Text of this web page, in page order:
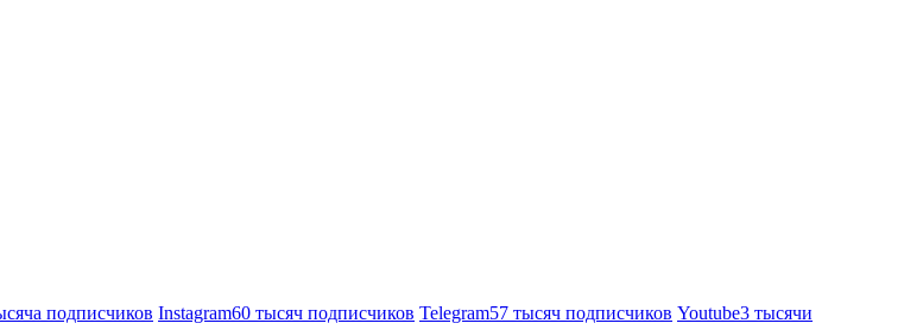
подписчиков Instagram60 тысяч подписчиков Telegram57 тысяч подписчиков Youtube3 тысячи